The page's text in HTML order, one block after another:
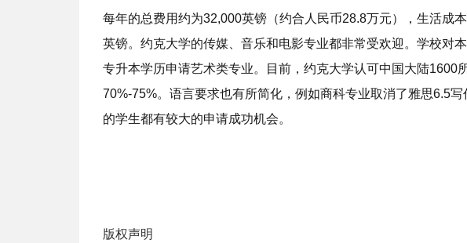
每年的总费用约为32,000英镑（约合人民币28.8万元），生活成
英镑。约克大学的传媒、音乐和电影专业都非常受欢迎。学校对
专升本学历申请艺术类专业。目前，约克大学认可中国大陆1600
70%-75%。语言要求也有所简化，例如商科专业取消了雅思6.5
的学生都有较大的申请成功机会。
版权声明